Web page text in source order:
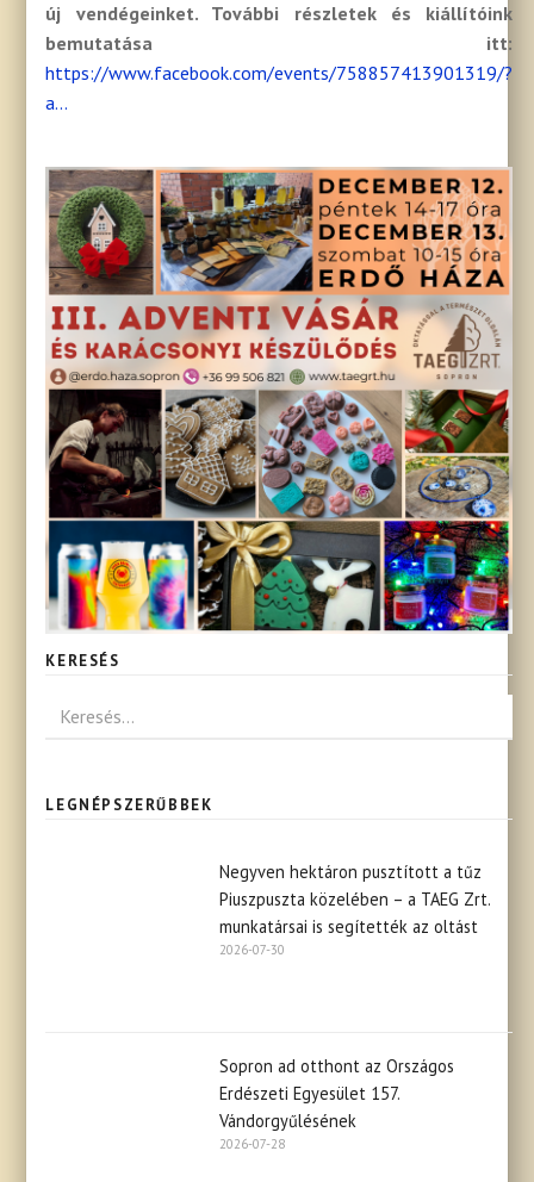
új vendégeinket. További részletek és kiállítóink
bemutatása itt:
https://www.facebook.com/events/758857413901319/?
a...
KERESÉS
LEGNÉPSZERŰBBEK
Negyven hektáron pusztított a tűz
Piuszpuszta közelében – a TAEG Zrt.
munkatársai is segítették az oltást
2026-07-30
Sopron ad otthont az Országos
Erdészeti Egyesület 157.
Vándorgyűlésének
2026-07-28